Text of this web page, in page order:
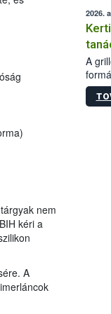
nem
kéri a
A
2026.
A